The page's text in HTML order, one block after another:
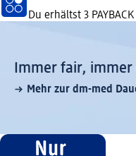
Du erhältst 3 PAYBACK
Immer fair,­
Mehr zur dm-med